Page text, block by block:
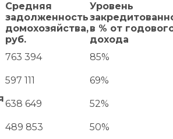
Средняя
задолженность
домохозяйства,
руб.
Уровень
в % от
дохода
763 394
85%
597 111
69%
638 649
52%
489 853
50%